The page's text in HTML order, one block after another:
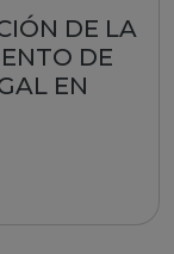
DE LA
DE
EN